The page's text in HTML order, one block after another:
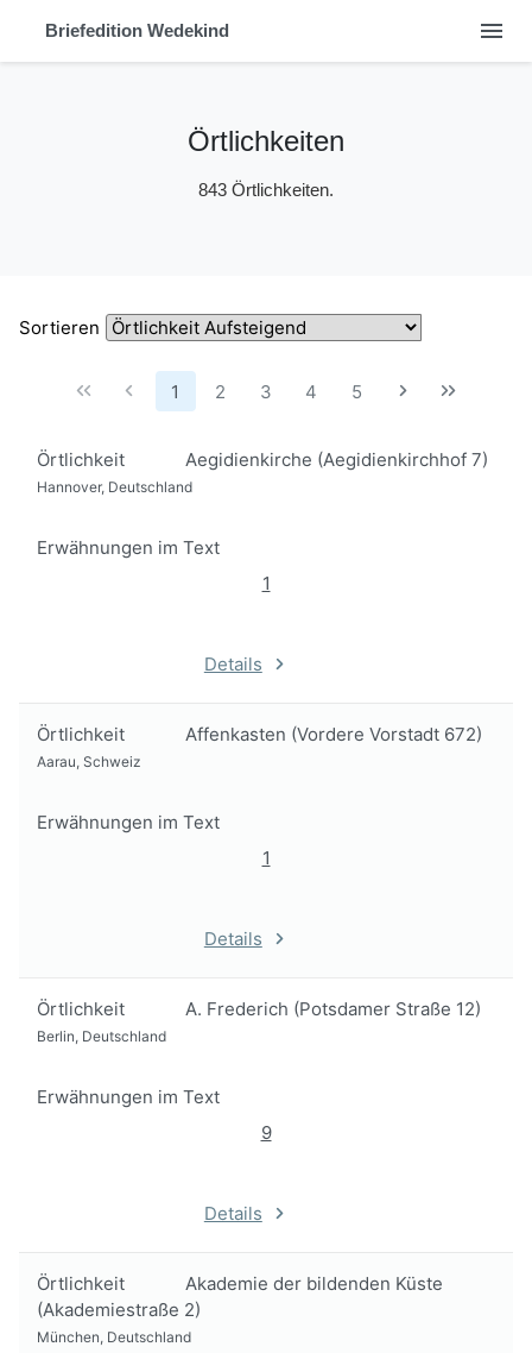
Briefedition Wedekind menu
Örtlichkeiten
843 Örtlichkeiten.
Sortieren
1 2 3 4 5
Örtlichkeit Aegidienkirche (Aegidienkirchhof 7)
Hannover, Deutschland
Erwähnungen im Text
1
Details
Örtlichkeit Affenkasten (Vordere Vorstadt 672)
Aarau, Schweiz
Erwähnungen im Text
1
Details
Örtlichkeit A. Frederich (Potsdamer Straße 12)
Berlin, Deutschland
Erwähnungen im Text
9
Details
Örtlichkeit
Akademie der bildenden Küste
(Akademiestraße 2)
München, Deutschland